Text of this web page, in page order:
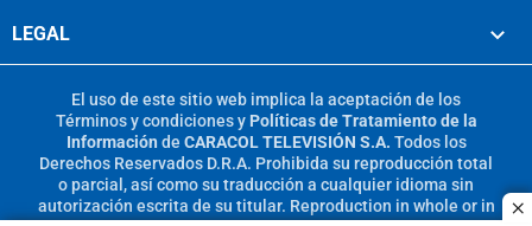
LEGAL
El uso de este sitio web implica la aceptación de los
Términos y condicionesy Políticas de Tratamiento de la
Información de CARACOL TELEVISIÓN S.A. Todos los
Derechos Reservados D.R.A. Prohibida su reproducción total
o parcial, así como su traducción a cualquier idioma sin
autorización escrita de su titular. Reproduction in whole or in